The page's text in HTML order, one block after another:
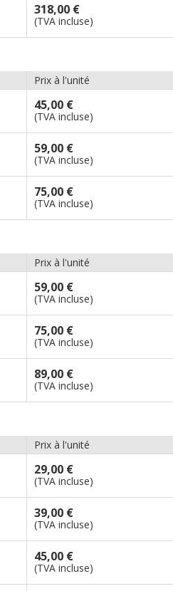
318,00 €
(TVA incluse)
Prix à l'unité
45,00 €
(TVA incluse)
59,00 €
(TVA incluse)
75,00 €
(TVA incluse)
Prix à l'unité
59,00 €
(TVA incluse)
75,00 €
(TVA incluse)
89,00 €
(TVA incluse)
Prix à l'unité
29,00 €
(TVA incluse)
39,00 €
(TVA incluse)
45,00 €
(TVA incluse)